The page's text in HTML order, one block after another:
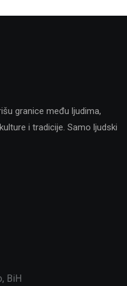
granice među ljudima,
i tradicije. Samo ljudski
BiH